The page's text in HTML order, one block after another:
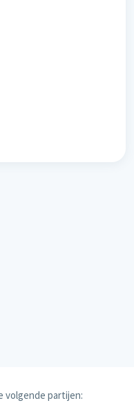
volgende partijen: